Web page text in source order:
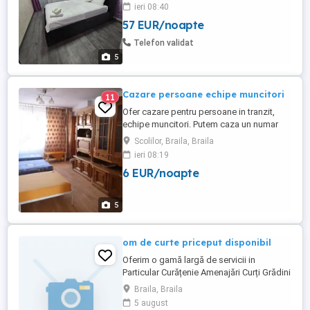
5
următoarele dotări: -Centrala termică -Ac -
Mașina de spalat rufe -Frigider -Plita -
Cuptor electric -Cuptor microunde -TV -
ieri 08:40
57 EUR/noapte
Telefon validat
5
11 Cazare persoane echipe muncitori
Ofer cazare pentru persoane in tranzit,
echipe muncitori. Putem caza un numar
mai mare de persoane in locatii multiple
alaturate: - Apartament cu 3 camere
,decomandat , cu doua grupuri sanitare ,
parcare asigurata - Apartament cu 2
Scolilor, Braila, Braila
ieri 08:19
6 EUR/noapte
om de curte priceput disponibil
Oferim o gamă largă de servicii in
Particular Curățenie Amenajări Curți Grădini
Terenuri Toaleta Copaci Tăiem Crengi
Curățăm Săpături Manual Șanțuri Gropi
Braila, Braila
5 august